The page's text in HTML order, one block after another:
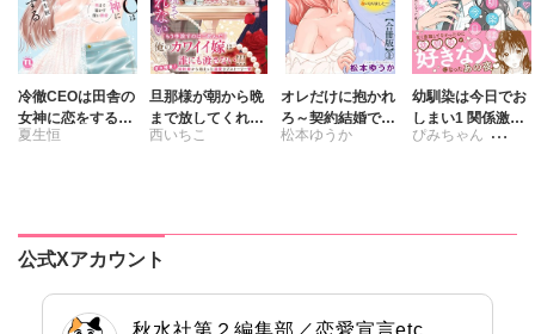
冷徹CEOは田舎の
女神に恋をする～
奥まで溶かす深い
夏生恒
旦那様が朝から晩
まで放してくれな
いⅧ エッチで甘い
西いちこ
オレだけに抱かれ
ろ～契約結婚で憧
れの教授の妻にな
松本ゆうか
幼馴染は今日でお
しまい1 関係激
変。仲良し男子が
ぴみちゃん
公式Xアカウント
秋水社第２編集部／恋愛宣言etc